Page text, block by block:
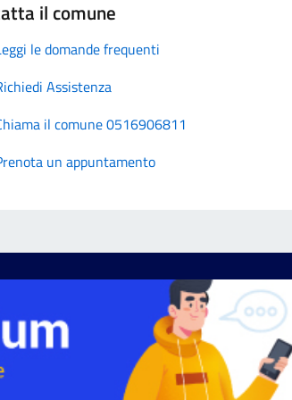
il comune
le domande frequenti
Assistenza
il comune 0516906811
un appuntamento